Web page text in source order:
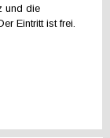
und die
Eintritt ist frei.